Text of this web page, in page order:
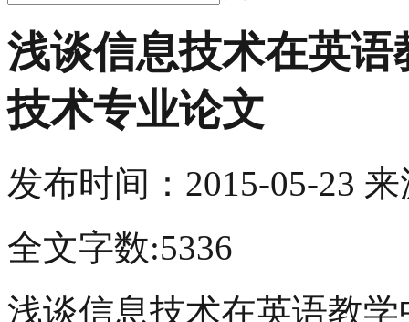
浅谈信息技术在英
技术专业论文
发布时间： 2015-05-23 来
全文字数:5336
浅谈信息技术在英语教